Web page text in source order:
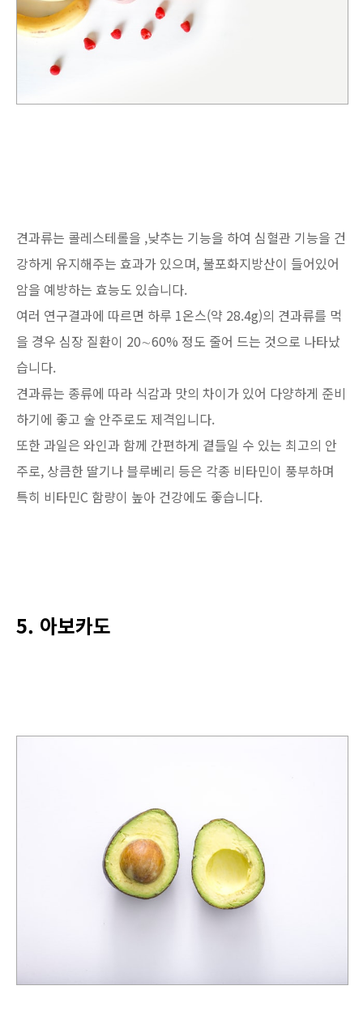
견과류는 콜레스테롤을 ,낮추는 기능을 하여 심혈관 기능을 건
강하게 유지해주는 효과가 있으며, 불포화지방산이 들어있어
암을 예방하는 효능도 있습니다.
여러 연구결과에 따르면 하루 1온스(약 28.4g)의 견과류를 먹
을 경우 심장 질환이 20∼60% 정도 줄어 드는 것으로 나타났
습니다.
견과류는 종류에 따라 식감과 맛의 차이가 있어 다양하게 준비
하기에 좋고 술 안주로도 제격입니다.
또한 과일은 와인과 함께 간편하게 곁들일 수 있는 최고의 안
주로, 상큼한 딸기나 블루베리 등은 각종 비타민이 풍부하며
특히 비타민C 함량이 높아 건강에도 좋습니다.
5. 아보카도